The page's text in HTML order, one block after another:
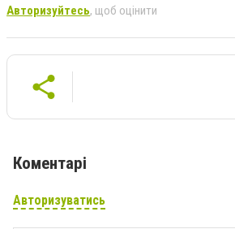
Авторизуйтесь, щоб оцінити
Коментарі
Авторизуватись